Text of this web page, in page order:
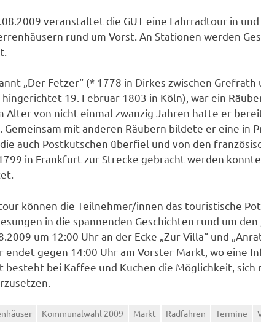
veranstaltet die GUT eine Fahrradtour in und
rund um Vorst. An Stationen werden
„Der Fetzer“ (* 1778 in Dirkes zwischen
hingerichtet 19. Februar 1803 in Köln), war ein
Alter von nicht einmal zwanzig Jahren hatte er
Gemeinsam mit anderen Räubern bildete er eine in
auch Postkutschen überfiel und von den
in Frankfurt zur Strecke gebracht werden
können die Teilnehmer/innen das touristische
in die spannenden Geschichten rund um
um 12:00 Uhr an der Ecke „Zur Villa“ und
endet gegen 14:00 Uhr am Vorster Markt, wo eine
bei Kaffee und Kuchen die Möglichkeit, sich
Kommunalwahl 2009 Markt Radfahren Termine